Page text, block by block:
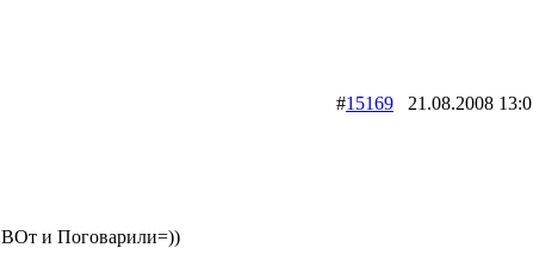
#15169 21.08.2008
ВОт и Поговарили=))